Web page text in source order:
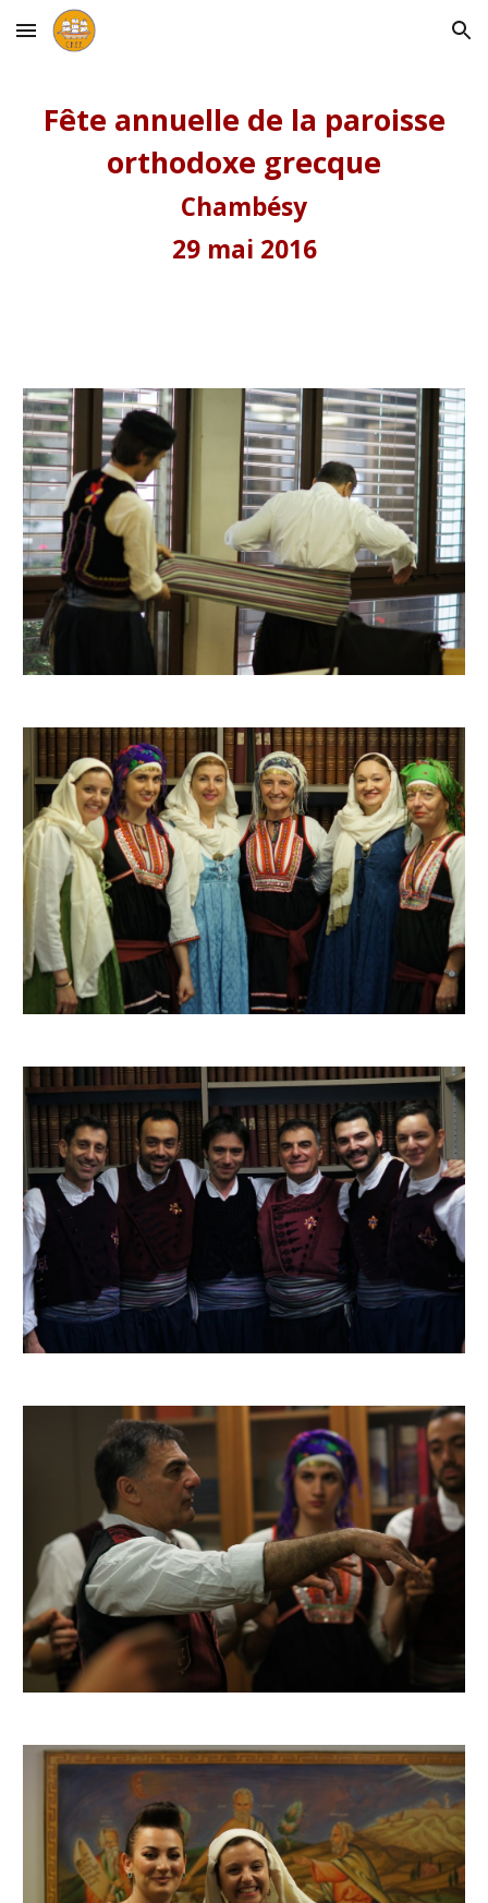
Skip to main content Skip to navigation
Fête annuelle de la paroisse
orthodoxe grecque
Chambésy
29 mai 2016